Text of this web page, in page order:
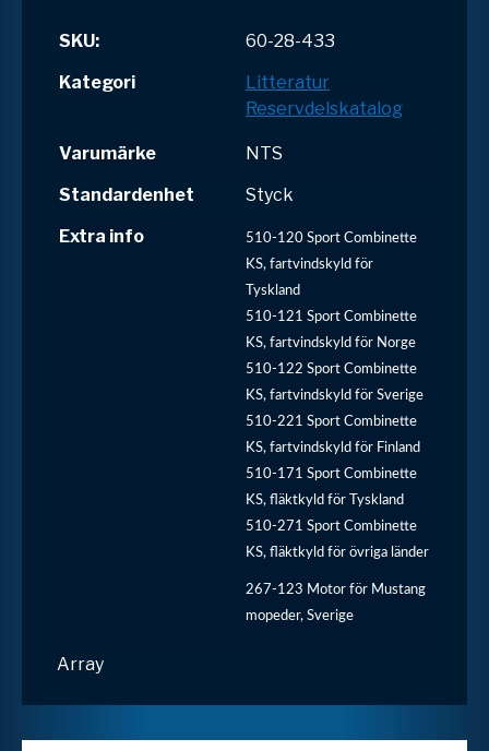
SKU:
60-28-433
Kategori
Litteratur
Reservdelskatalog
Varumärke
NTS
Standardenhet
Styck
Extra info
510-120 Sport Combinette
KS, fartvindskyld för
Tyskland
510-121 Sport Combinette
KS, fartvindskyld för Norge
510-122 Sport Combinette
KS, fartvindskyld för Sverige
510-221 Sport Combinette
KS, fartvindskyld för Finland
510-171 Sport Combinette
KS, fläktkyld för Tyskland
510-271 Sport Combinette
KS, fläktkyld för övriga länder
267-123 Motor för Mustang
mopeder, Sverige
Array